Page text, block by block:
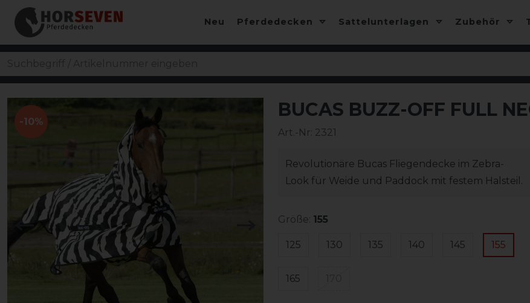
Neu Pferdedecken Sattelunterlagen Zubehör
-10%
BUCAS BUZZ-OFF FULL
Art.-Nr: 2321
Revolutionäre Bucas Fliegendecke im Zebra-
Look für Weide und Paddock mit festem Halsteil.
Größe: 155
125 130 135 140 145 155
165